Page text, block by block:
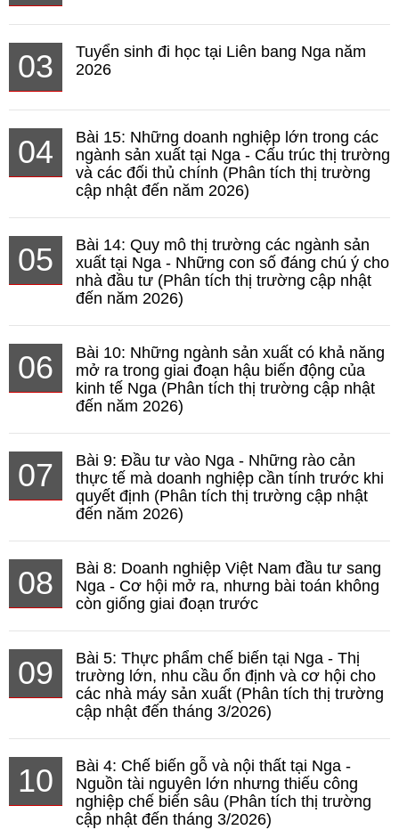
03
Tuyển sinh đi học tại Liên bang Nga năm
2026
04
Bài 15: Những doanh nghiệp lớn trong các
ngành sản xuất tại Nga - Cấu trúc thị trường
và các đối thủ chính (Phân tích thị trường
cập nhật đến năm 2026)
05
Bài 14: Quy mô thị trường các ngành sản
xuất tại Nga - Những con số đáng chú ý cho
nhà đầu tư (Phân tích thị trường cập nhật
đến năm 2026)
06
Bài 10: Những ngành sản xuất có khả năng
mở ra trong giai đoạn hậu biến động của
kinh tế Nga (Phân tích thị trường cập nhật
đến năm 2026)
07
Bài 9: Đầu tư vào Nga - Những rào cản
thực tế mà doanh nghiệp cần tính trước khi
quyết định (Phân tích thị trường cập nhật
đến năm 2026)
08
Bài 8: Doanh nghiệp Việt Nam đầu tư sang
Nga - Cơ hội mở ra, nhưng bài toán không
còn giống giai đoạn trước
09
Bài 5: Thực phẩm chế biến tại Nga - Thị
trường lớn, nhu cầu ổn định và cơ hội cho
các nhà máy sản xuất (Phân tích thị trường
cập nhật đến tháng 3/2026)
10
Bài 4: Chế biến gỗ và nội thất tại Nga -
Nguồn tài nguyên lớn nhưng thiếu công
nghiệp chế biến sâu (Phân tích thị trường
cập nhật đến tháng 3/2026)